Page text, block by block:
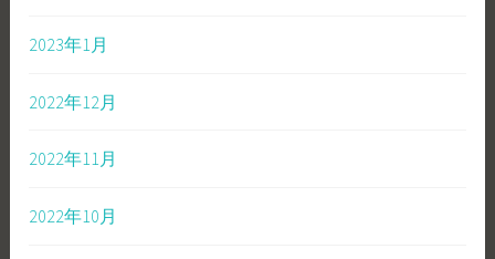
2023年1月
2022年12月
2022年11月
2022年10月